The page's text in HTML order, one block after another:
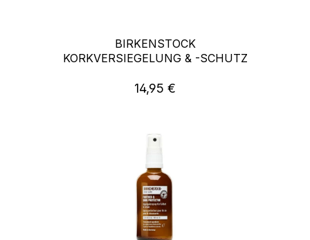
BIRKENSTOCK
KORKVERSIEGELUNG & -SCHUTZ
Regulärer Preis:
14,95 €